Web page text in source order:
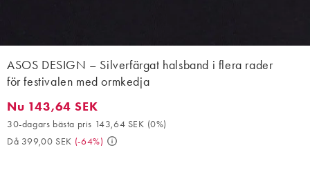
ASOS DESIGN – Silverfärgat halsband i flera rader
för festivalen med ormkedja
Nu 143,64 SEK. 30-dagars bästa pris 143,64 SEK (0%). Då
Nu 143,64 SEK
30-dagars bästa pris 143,64 SEK (0%)
Då 399,00 SEK (-64%)